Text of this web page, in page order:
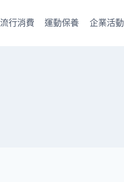
流行消費 運動保養 企業活動